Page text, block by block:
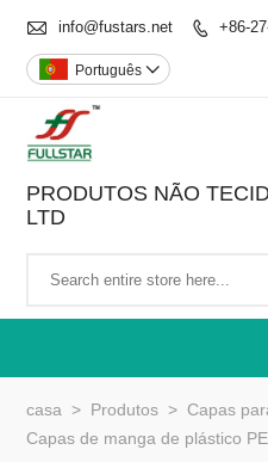
 info@fustars.net  +86-
Português 
PRODUTOS NÃO
LTD
casa > Produtos > Capas
Capas de manga de plástico